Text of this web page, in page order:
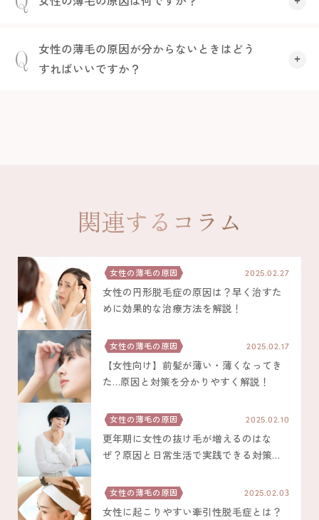
A
女性の薄毛の主な原因は、以下の9つです。
詳しくは、女性が薄毛になってしまう主な
出産や授乳による影響
紫外線によるダメージ
Q
女性の薄毛の原因が分からないときはどう
すればいいですか？
関連するコラム
女性の薄毛の原因 2025.02.27
女性の円形脱毛症の原因は？早く治すた
めに効果的な治療方法を解説！
女性の薄毛の原因 2025.02.17
【女性向け】前髪が薄い・薄くなってき
た…原因と対策を分かりやすく解説！
女性の薄毛の原因 2025.02.10
更年期に女性の抜け毛が増えるのはな
ぜ？原因と日常生活で実践できる対策に
女性の薄毛の原因 2025.02.03
女性に起こりやすい牽引性脱毛症とは？